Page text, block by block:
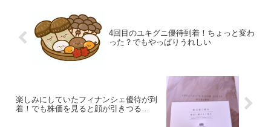
4回目のユキグニ優待到着！ちょっと変わ
った？でもやっぱりうれしい
楽しみにしていたフィナンシェ優待が到
着！でも株価を見ると顔が引きつる…